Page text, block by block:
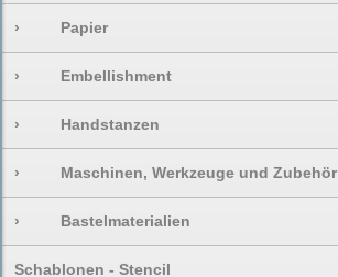
› Papier
› Embellishment
› Handstanzen
› Maschinen, Werkzeuge und Zubehör
› Bastelmaterialien
Schablonen - Stencil